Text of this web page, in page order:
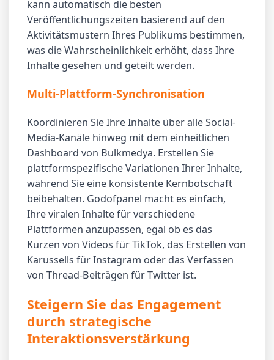
kann automatisch die besten
Veröffentlichungszeiten basierend auf den
Aktivitätsmustern Ihres Publikums bestimmen,
was die Wahrscheinlichkeit erhöht, dass Ihre
Inhalte gesehen und geteilt werden.
Multi-Plattform-Synchronisation
Koordinieren Sie Ihre Inhalte über alle Social-
Media-Kanäle hinweg mit dem einheitlichen
Dashboard von Bulkmedya. Erstellen Sie
plattformspezifische Variationen Ihrer Inhalte,
während Sie eine konsistente Kernbotschaft
beibehalten. Godofpanel macht es einfach,
Ihre viralen Inhalte für verschiedene
Plattformen anzupassen, egal ob es das
Kürzen von Videos für TikTok, das Erstellen von
Karussells für Instagram oder das Verfassen
von Thread-Beiträgen für Twitter ist.
Steigern Sie das Engagement
durch strategische
Interaktionsverstärkung